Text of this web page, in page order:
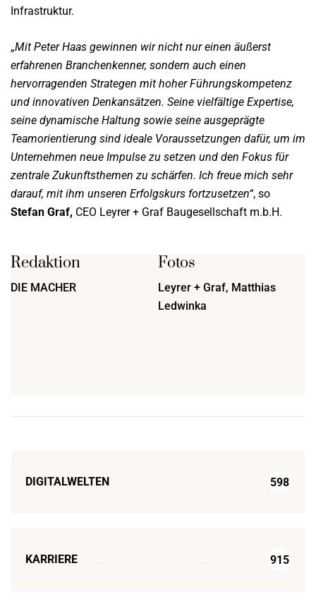
Infrastruktur.
„Mit Peter Haas gewinnen wir nicht nur einen äußerst
erfahrenen Branchenkenner, sondern auch einen
hervorragenden Strategen mit hoher Führungskompetenz
und innovativen Denkansätzen. Seine vielfältige Expertise,
seine dynamische Haltung sowie seine ausgeprägte
Teamorientierung sind ideale Voraussetzungen dafür, um im
Unternehmen neue Impulse zu setzen und den Fokus für
zentrale Zukunftsthemen zu schärfen. Ich freue mich sehr
darauf, mit ihm unseren Erfolgskurs fortzusetzen“, so
Stefan Graf, CEO Leyrer + Graf Baugesellschaft m.b.H.
Redaktion
DIE MACHER
Fotos
Leyrer + Graf, Matthias
Ledwinka
DIGITALWELTEN 598
KARRIERE 915